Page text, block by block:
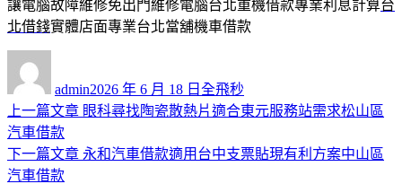
讓電腦故障維修免出門維修電腦台北重機借款專業利息計算台
北借錢實體店面專業台北當舖機車借款
admin佈
日
2026 年 6 月 18 日 類
全飛秒
文
章
導
上一篇文章 上
篇
眼科尋找陶瓷散熱片適合東元服務站需求松山區
汽車借款
下一篇文章 下
永和汽車借款適用台中支票貼現有利方案中山區
汽車借款